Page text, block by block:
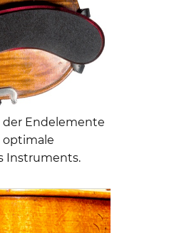
Endelemente
optimale
Instruments.